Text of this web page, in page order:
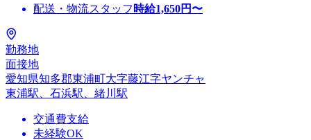
配送・物流スタッフ 時給1,650円〜
勤務地
面接地
愛知県知多郡東浦町大字藤江字ヤンチャ
東浦駅、石浜駅、緒川駅
交通費支給
未経験OK